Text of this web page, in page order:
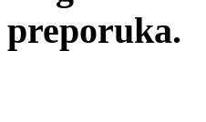
preporuka.